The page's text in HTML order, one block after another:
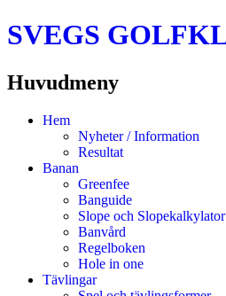
SVEGS
Huvudmeny
HoppaHem
Nyheter / Information
Resultat
Banan
Greenfee
Banguide
Slope och Slopekalkylator
Banvård
Regelboken
Hole in one
Tävlingar